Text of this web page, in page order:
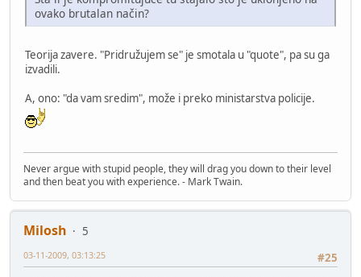
ovako brutalan način?
Teorija zavere. "Pridružujem se" je smotala u "quote", pa su ga
izvadili.
A, ono: "da vam sredim", može i preko ministarstva policije.
Never argue with stupid people, they will drag you down to their level
and then beat you with experience. - Mark Twain.
Milosh
5
#25
03-11-2009, 03:13:25